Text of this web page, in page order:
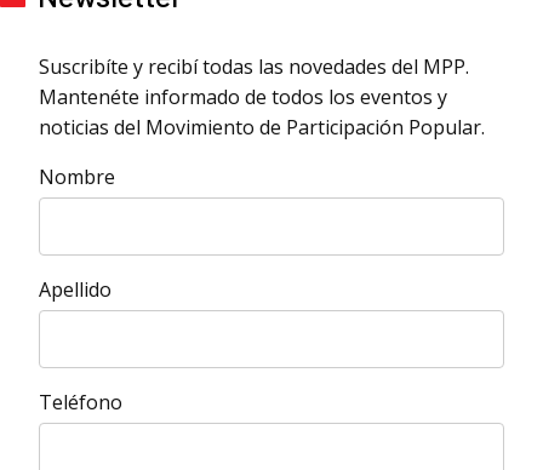
Suscribíte y recibí todas las novedades del MPP.
Mantenéte informado de todos los eventos y
noticias del Movimiento de Participación Popular.
Nombre
Apellido
Teléfono